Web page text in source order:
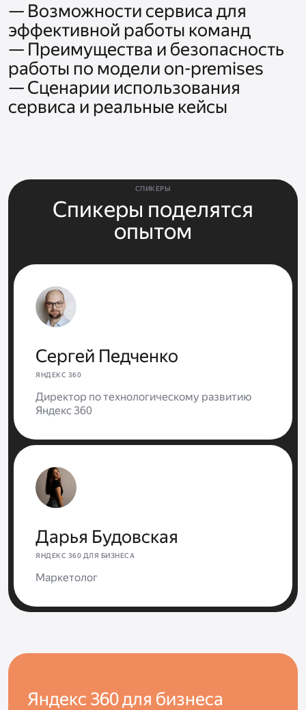
— Возможности сервиса для
эффективной работы команд
— Преимущества и безопасность
работы по модели on-premises
— Сценарии использования
сервиса и реальные кейсы
СПИКЕРЫ
Спикеры поделятся
опытом
Сергей Педченко
ЯНДЕКС 360
Директор по технологическому развитию
Яндекс 360
Дарья Будовская
ЯНДЕКС 360 ДЛЯ БИЗНЕСА
Маркетолог
Яндекс 360 для бизнеса